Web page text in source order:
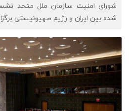
شورای امنیت سازمان ملل متحد
شده بین ایران و رژیم صهیونیستی